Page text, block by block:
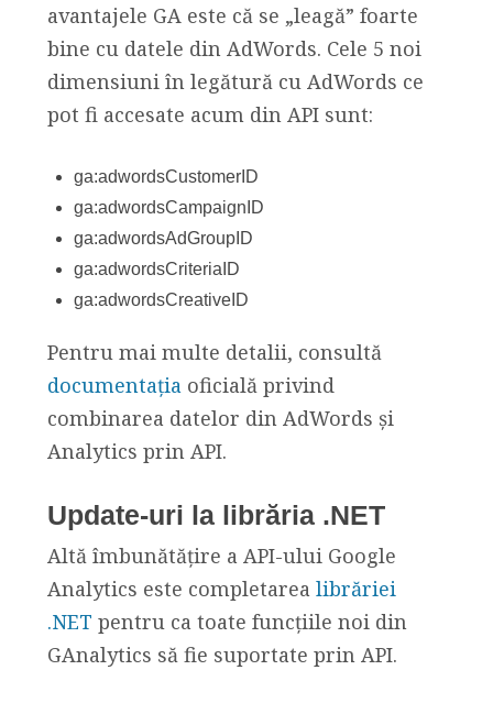
avantajele GA este că se „leagă” foarte
bine cu datele din AdWords. Cele 5 noi
dimensiuni în legătură cu AdWords ce
pot fi accesate acum din API sunt:
ga:adwordsCustomerID
ga:adwordsCampaignID
ga:adwordsAdGroupID
ga:adwordsCriteriaID
ga:adwordsCreativeID
Pentru mai multe detalii, consultă
documentațiaoficială privind
combinarea datelor din AdWords și
Analytics prin API.
Update-uri la librăria .NET
Altă îmbunătățire a API-ului Google
Analytics este completarea librăriei
.NET pentru ca toate funcțiile noi din
GAnalytics să fie suportate prin API.